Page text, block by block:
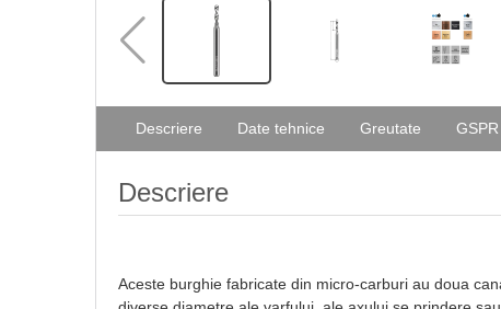
Descriere Date tehnice Greutate GSPR
Descriere
Aceste burghie fabricate din micro-carburi au doua